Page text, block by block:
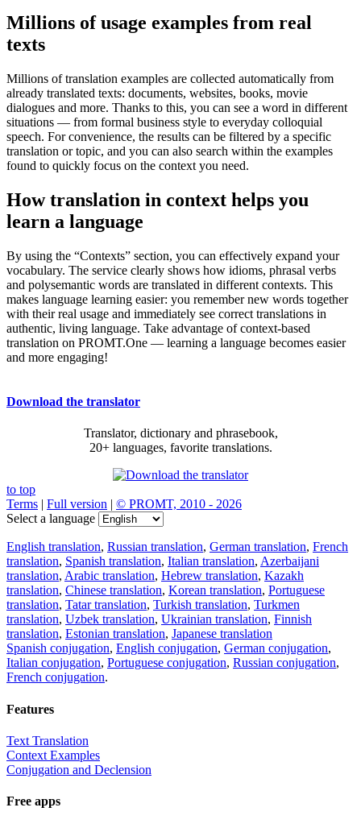
Millions of usage examples from real
texts
Millions of translation examples are collected automatically from
already translated texts: documents, websites, books, movie
dialogues and more. Thanks to this, you can see a word in different
situations — from formal business style to everyday colloquial
speech. For convenience, the results can be filtered by a specific
translation or topic, and you can also search within the examples
found to quickly focus on the context you need.
How translation in context helps you
learn a language
By using the “Contexts” section, you can effectively expand your
vocabulary. The service clearly shows how idioms, phrasal verbs
and polysemantic words are translated in different contexts. This
makes language learning easier: you remember new words together
with their real usage and immediately see correct translations in
authentic, living language. Take advantage of context-based
translation on PROMT.One — learning a language becomes easier
and more engaging!
Download the translator
Translator, dictionary and phrasebook,
20+ languages, favorite translations.
to top
Terms | Full version | © PROMT, 2010 - 2026
Select a language
English translation, Russian translation, German translation, French
translation, Spanish translation, Italian translation, Azerbaijani
translation, Arabic translation, Hebrew translation, Kazakh
translation, Chinese translation, Korean translation, Portuguese
translation, Tatar translation, Turkish translation, Turkmen
translation, Uzbek translation, Ukrainian translation, Finnish
translation, Estonian translation, Japanese translation
Spanish conjugation, English conjugation, German conjugation,
Italian conjugation, Portuguese conjugation, Russian conjugation,
French conjugation.
Features
Text Translation
Context Examples
Conjugation and Declension
Free apps